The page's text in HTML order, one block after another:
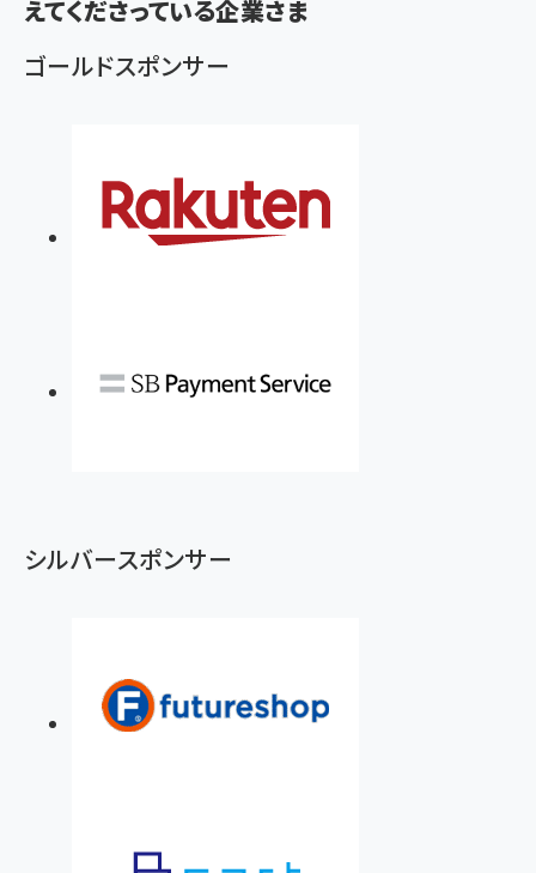
えてくださっている企業さま
ゴールドスポンサー
シルバースポンサー